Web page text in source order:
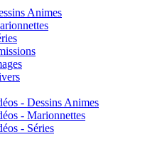
Animes
- Dessins Animes
- Marionnettes
- Séries